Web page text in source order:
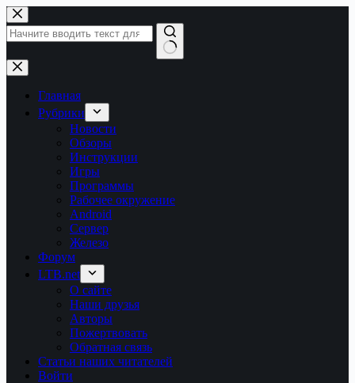
Перейти
к
сути
Ничего
не
найденоГлавная
Рубрики
Новости
Обзоры
Инструкции
Игры
Программы
Рабочее окружение
Android
Сервер
Железо
Форум
LTB.net
О сайте
Наши друзья
Авторы
Пожертвовать
Обратная связь
Статьи наших читателей
Войти